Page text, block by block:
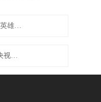
魔兽争霸3：突破英雄等级上限，探索新的巅峰
魔兽地图卡屏解决视频教程下载方法30字